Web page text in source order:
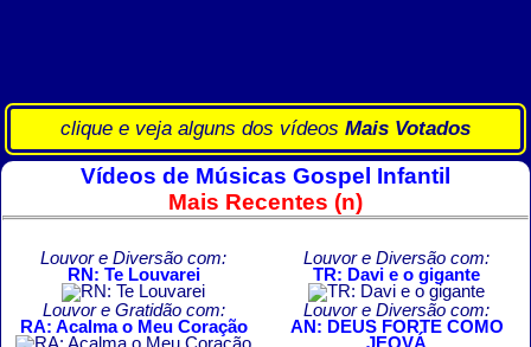
clique e veja alguns dos vídeos Mais Votados
Vídeos de Músicas Gospel Infantil
Mais Recentes (n)
Louvor e Diversão com:
RN: Te Louvarei
Louvor e Diversão com:
TR: Davi e o gigante
Louvor e Gratidão com:
RA: Acalma o Meu Coração
Louvor e Diversão com:
AN: DEUS FORTE COMO